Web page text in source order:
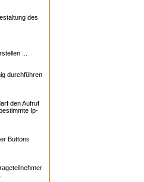
des
...
durchführen
den Aufruf
Ip-
Buttons